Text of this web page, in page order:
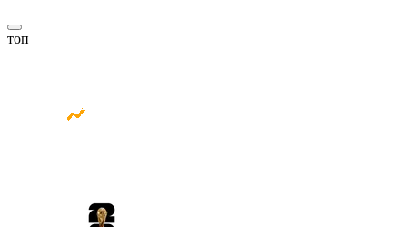
топ